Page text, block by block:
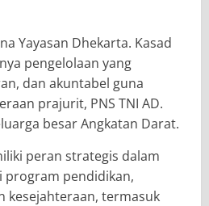
Yayasan Dhekarta. Kasad
pengelolaan yang
dan akuntabel guna
prajurit, PNS TNI AD.
besar Angkatan Darat.
peran strategis dalam
program pendidikan,
kesejahteraan, termasuk